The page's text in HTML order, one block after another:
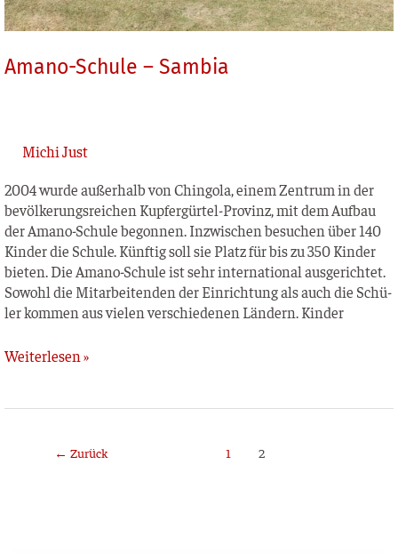
Amano-Schule – Sambia
Michi Just
2004 wur­de außer­halb von Chin­go­la, einem Zen­trum in der
bevöl­ke­rungs­rei­chen Kup­­fer­­gür­­­tel-Pro­­vinz, mit dem Auf­bau
der Ama­­no-Schu­­le begon­nen. Inzwi­schen besu­chen über 140
Kin­der die Schu­le. Künf­tig soll sie Platz für bis zu 350 Kin­der
bie­ten. Die Ama­­no-Schu­­le ist sehr inter­na­tio­nal aus­ge­rich­tet.
Sowohl die Mit­ar­bei­ten­den der Ein­rich­tung als auch die Schü­
ler kom­men aus vie­len ver­schie­de­nen Län­dern. Kinder
Weiterlesen »
← Zurück 1 2